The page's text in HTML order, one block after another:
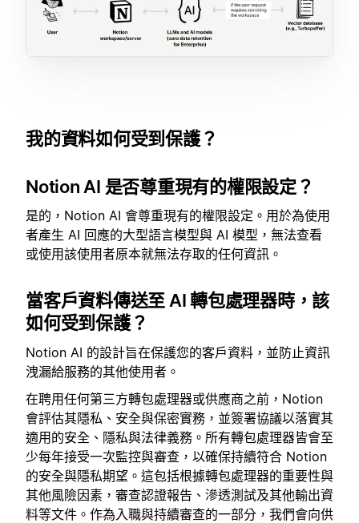
我的資料如何受到保護？
Notion AI 是否尊重現有的權限設定？
是的，Notion AI 會尊重現有的權限設定。用於為使用
者產生 AI 回應的大型語言模型與 AI 模型，無法查看
或使用該使用者原本就無法存取的任何資訊。
當客戶資料傳送至 AI 轉包處理器時，該
如何受到保護？
Notion AI 的設計旨在保護您的客戶資料，並防止資訊
洩漏給服務的其他使用者。
在聘用任何第三方轉包處理器或供應商之前，Notion
會評估其隱私、安全與保密實務，並簽署協議以落實其
適用的安全、隱私與法律義務。所有轉包處理器皆會至
少每年接受一次監控與審查，以確保持續符合 Notion
的安全與隱私期望。這包括根據轉包處理器的重要性與
其他風險因素，審查認證報告、滲透測試及其他輸出資
料等文件。作為入職與持續審查的一部分，我們會向供